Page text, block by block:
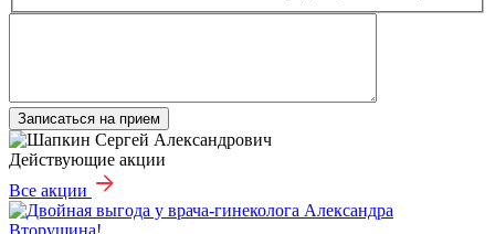
Записаться на прием
Действующие акции
Все акции